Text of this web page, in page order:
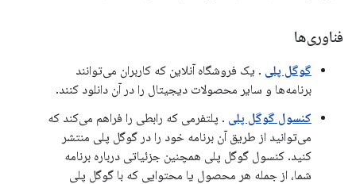
فناوری‌ها
گوگل پلی . یک فروشگاه آنلاین که کاربران می‌توانند
برنامه‌ها و سایر محصولات دیجیتال را در آن دانلود کنند.
کنسول گوگل پلی . پلتفرمی که رابطی را فراهم می‌کند که
می‌توانید از طریق آن برنامه خود را در گوگل پلی منتشر
کنید. کنسول گوگل پلی همچنین جزئیاتی درباره برنامه
شما، از جمله هر محصول یا محتوایی که با گوگل پلی